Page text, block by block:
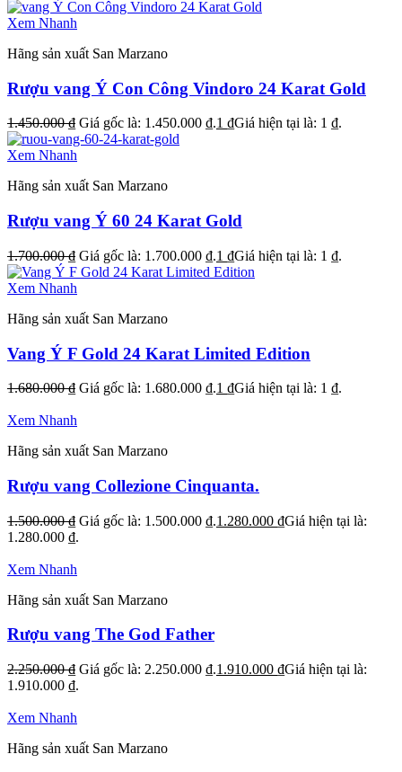
Xem Nhanh
Hãng sản xuất San Marzano
Rượu vang Ý Con Công Vindoro 24 Karat Gold
1.450.000₫ Giá gốc là: 1.450.000 ₫.1 ₫Giá hiện tại là: 1 ₫.
Xem Nhanh
Hãng sản xuất San Marzano
Rượu vang Ý 60 24 Karat Gold
1.700.000₫ Giá gốc là: 1.700.000 ₫.1 ₫Giá hiện tại là: 1 ₫.
Xem Nhanh
Hãng sản xuất San Marzano
Vang Ý F Gold 24 Karat Limited Edition
1.680.000₫ Giá gốc là: 1.680.000 ₫.1 ₫Giá hiện tại là: 1 ₫.
Xem Nhanh
Hãng sản xuất San Marzano
Rượu vang Collezione Cinquanta.
1.500.000₫ Giá gốc là: 1.500.000 ₫.1.280.000 ₫Giá hiện tại là:
1.280.000 ₫.
Xem Nhanh
Hãng sản xuất San Marzano
Rượu vang The God Father
2.250.000₫ Giá gốc là: 2.250.000 ₫.1.910.000 ₫Giá hiện tại là:
1.910.000 ₫.
Xem Nhanh
Hãng sản xuất San Marzano